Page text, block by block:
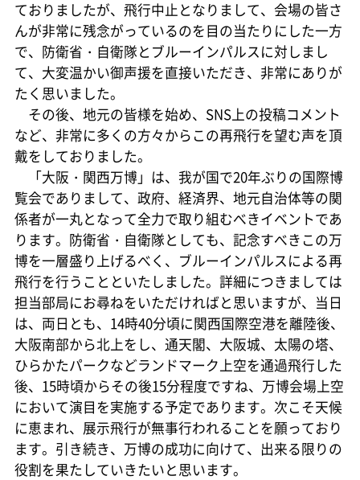
ておりましたが、飛行中止となりまして、会場の皆さ
んが非常に残念がっているのを目の当たりにした一方
で、防衛省・自衛隊とブルーインパルスに対しまし
て、大変温かい御声援を直接いただき、非常にありが
たく思いました。
その後、地元の皆様を始め、SNS上の投稿コメント
など、非常に多くの方々からこの再飛行を望む声を頂
戴をしておりました。
「大阪・関西万博」は、我が国で20年ぶりの国際博
覧会でありまして、政府、経済界、地元自治体等の関
係者が一丸となって全力で取り組むべきイベントであ
ります。防衛省・自衛隊としても、記念すべきこの万
博を一層盛り上げるべく、ブルーインパルスによる再
飛行を行うことといたしました。詳細につきましては
担当部局にお尋ねをいただければと思いますが、当日
は、両日とも、14時40分頃に関西国際空港を離陸後、
大阪南部から北上をし、通天閣、大阪城、太陽の塔、
ひらかたパークなどランドマーク上空を通過飛行した
後、15時頃からその後15分程度ですね、万博会場上空
において演目を実施する予定であります。次こそ天候
に恵まれ、展示飛行が無事行われることを願っており
ます。引き続き、万博の成功に向けて、出来る限りの
役割を果たしていきたいと思います。